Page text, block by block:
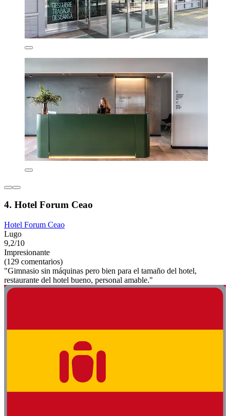
4. Hotel Forum Ceao
Hotel Forum Ceao
Lugo
9,2/10
Impresionante
(129 comentarios)
"Gimnasio sin máquinas pero bien para el tamaño del hotel,
restaurante del hotel bueno, personal amable."